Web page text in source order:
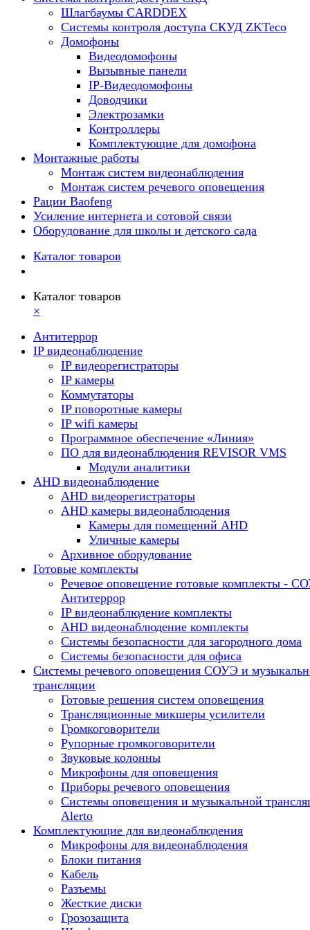
Шлагбаумы CARDDEX
Системы контроля доступа СКУД ZKTeco
Домофоны
Видеодомофоны
Вызывные панели
IP-Видеодомофоны
Доводчики
Электрозамки
Контроллеры
Комплектующие для домофона
Монтажные работы
Монтаж систем видеонаблюдения
Монтаж систем речевого оповещения
Рации Baofeng
Усиление интернета и сотовой связи
Оборудование для школы и детского сада
Каталог товаров
Каталог товаров
×
Антитеррор
IP видеонаблюдение
IP видеорегистраторы
IP камеры
Коммутаторы
IP поворотные камеры
IP wifi камеры
Программное обеспечение «Линия»
ПО для видеонаблюдения REVISOR VMS
Модули аналитики
AHD видеонаблюдение
AHD видеорегистраторы
AHD камеры видеонаблюдения
Камеры для помещений AHD
Уличные камеры
Архивное оборудование
Готовые комплекты
Речевое оповещение готовые комплекты -
Антитеррор
IP видеонаблюдение комплекты
AHD видеонаблюдение комплекты
Системы безопасности для загородного дома
Системы безопасности для офиса
Системы речевого оповещения СОУЭ и
трансляции
Готовые решения систем оповещения
Трансляционные микшеры усилители
Громкоговорители
Рупорные громкоговорители
Звуковые колонны
Микрофоны для оповещения
Приборы речевого оповещения
Системы оповещения и музыкальной
Alerto
Комплектующие для видеонаблюдения
Микрофоны для видеонаблюдения
Блоки питания
Кабель
Разъемы
Жесткие диски
Грозозащита